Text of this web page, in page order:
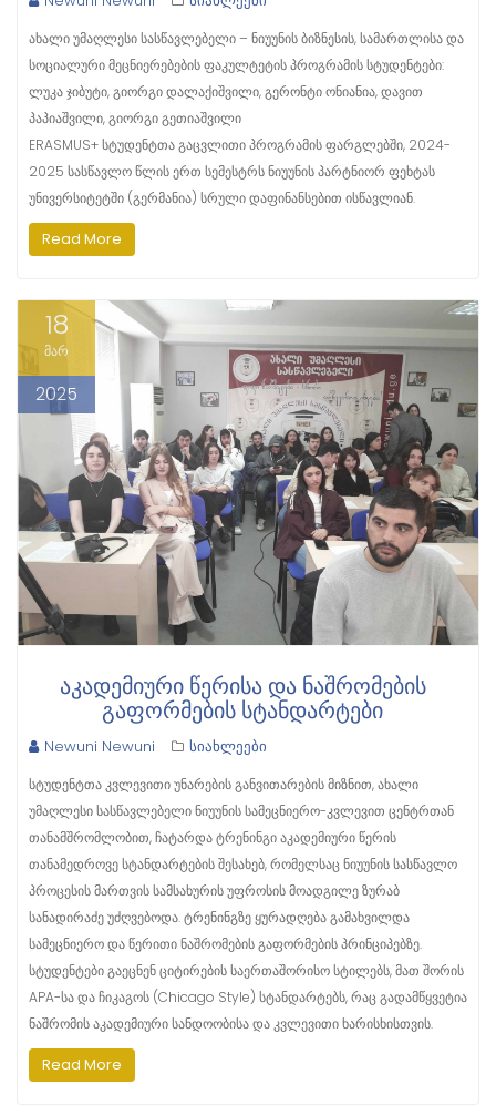
ახალი უმაღლესი სასწავლებელი – ნიუუნის ბიზნესის, სამართლისა და
სოციალური მეცნიერებების ფაკულტეტის პროგრამის სტუდენტები:
ლუკა ჯიბუტი, გიორგი დალაქიშვილი, გერონტი ონიანია, დავით
პაპიაშვილი, გიორგი გეთიაშვილი
ERASMUS+ სტუდენტთა გაცვლითი პროგრამის ფარგლებში, 2024-
2025 სასწავლო წლის ერთ სემესტრს ნიუუნის პარტნიორ ფეხტას
უნივერსიტეტში (გერმანია) სრული დაფინანსებით ისწავლიან.
Read More
18
მარ
2025
ᲐᲙᲐᲓᲔᲛᲘᲣᲠᲘ ᲬᲔᲠᲘᲡᲐ ᲓᲐ ᲜᲐᲨᲠᲝᲛᲔᲑᲘᲡ
ᲒᲐᲤᲝᲠᲛᲔᲑᲘᲡ ᲡᲢᲐᲜᲓᲐᲠᲢᲔᲑᲘ
Newuni Newuni სიახლეები
სტუდენტთა კვლევითი უნარების განვითარების მიზნით, ახალი
უმაღლესი სასწავლებელი ნიუუნის სამეცნიერო-კვლევით ცენტრთან
თანამშრომლობით, ჩატარდა ტრენინგი აკადემიური წერის
თანამედროვე სტანდარტების შესახებ, რომელსაც ნიუუნის სასწავლო
პროცესის მართვის სამსახურის უფროსის მოადგილე ზურაბ
სანადირაძე უძღვებოდა. ტრენინგზე ყურადღება გამახვილდა
სამეცნიერო და წერითი ნაშრომების გაფორმების პრინციპებზე.
სტუდენტები გაეცნენ ციტირების საერთაშორისო სტილებს, მათ შორის
APA-სა და ჩიკაგოს (Chicago Style) სტანდარტებს, რაც გადამწყვეტია
ნაშრომის აკადემიური სანდოობისა და კვლევითი ხარისხისთვის.
Read More